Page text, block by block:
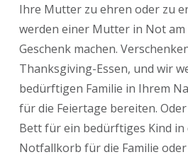
Ihre Mutter zu ehren oder zu
werden einer Mutter in Not
Geschenk machen.
Thanksgiving-Essen, und wir
bedürftigen Familie in Ihrem
für die Feiertage bereiten.
Bett für ein bedürftiges Kind in
Notfallkorb für die Familie